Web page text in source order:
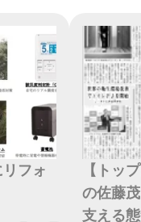
フォ
【トッ
の佐藤
支える